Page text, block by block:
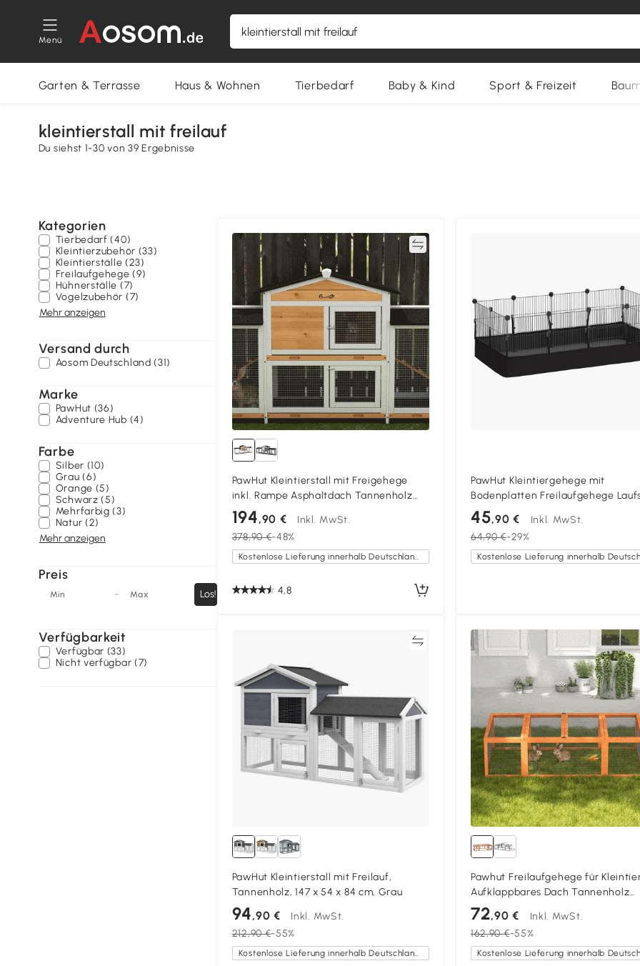
Menü
Garten & Terrasse Haus & Wohnen Tierbedarf Baby & Kind Sport & Freizeit
kleintierstall mit freilauf
Du siehst 1-30 von 39 Ergebnisse
Kategorien
Tierbedarf (40)
Kleintierzubehör (33)
Kleintierställe (23)
Freilaufgehege (9)
Hühnerställe (7)
Vogelzubehör (7)
Mehr anzeigen
Versand durch
Aosom Deutschland (31)
Marke
PawHut (36)
Adventure Hub (4)
Farbe
Silber (10)
Grau (6)
Orange (5)
Schwarz (5)
Mehrfarbig (3)
Natur (2)
Mehr anzeigen
Preis
Min - Max Los!
Verfügbarkeit
Verfügbar (33)
Nicht verfügbar (7)
Vergleichen
PawHut Kleintierstall mit Freigehege
inkl. Rampe Asphaltdach Tannenholz
Schwarz + Weiß + Natur
194,90 €
Inkl. MwSt.
378,90 €-48%
Kostenlose Lieferung innerhalb Deutschlands
4,8
PawHut Kleintiergehege mit
Bodenplatten Freilaufgehege
mit 12 Paneel, wasserdichte Matte,
120x60x40 cm, Schwarz
45,90 €
Inkl. MwSt.
64,90 €-29%
PawHut Kleintierstall mit Freilauf,
Tannenholz, 147 x 54 x 84 cm, Grau
94,90 €
Inkl. MwSt.
212,90 €-55%
Kostenlose Lieferung innerhalb Deutschlands
Pawhut Freilaufgehege für
Aufklappbares Dach Tannenholz
Orange
72,90 €
Inkl. MwSt.
162,90 €-55%